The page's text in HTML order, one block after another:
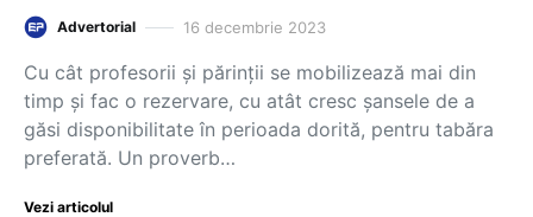
Advertorial 16 decembrie 2023
Cu cât profesorii și părinții se mobilizează mai din
timp și fac o rezervare, cu atât cresc șansele de a
găsi disponibilitate în perioada dorită, pentru tabăra
preferată. Un proverb…
Vezi articolul